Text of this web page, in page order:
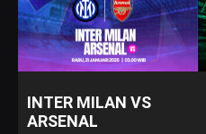
INTER MILAN VS
ARSENAL